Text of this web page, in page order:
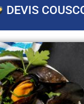
DEVIS